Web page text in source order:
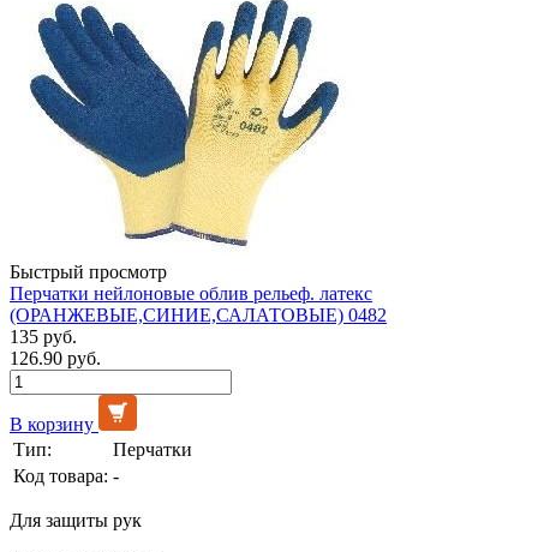
Быстрый просмотр
Перчатки нейлоновые облив рельеф. латекс
(ОРАНЖЕВЫЕ,СИНИЕ,САЛАТОВЫЕ) 0482
135 руб.
126.90 руб.
В корзину
Тип:
Перчатки
Код товара: -
Для защиты рук